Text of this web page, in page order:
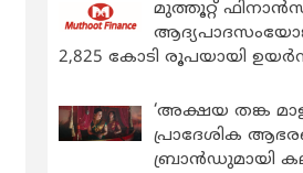
മുത്തൂറ്റ്
2,825 കോടി രൂപയായി
‘അക്ഷയ തങ്ക
പ്രാദേശിക
ബ്രാന്‍ഡുമായി